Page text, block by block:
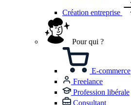
Création entreprise
Pour qui ?
E-commerce
Freelance
Profession libérale
Consultant